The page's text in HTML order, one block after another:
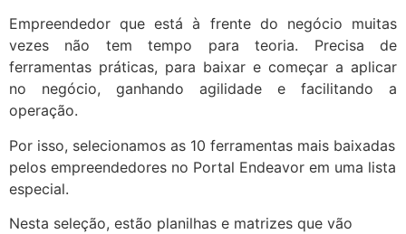
Empreendedor que está à frente do negócio muitas
vezes não tem tempo para teoria. Precisa de
ferramentas práticas, para baixar e começar a aplicar
no negócio, ganhando agilidade e facilitando a
operação.
Por isso, selecionamos as 10 ferramentas mais baixadas
pelos empreendedores no Portal Endeavor em uma lista
especial.
Nesta seleção, estão planilhas e matrizes que vão